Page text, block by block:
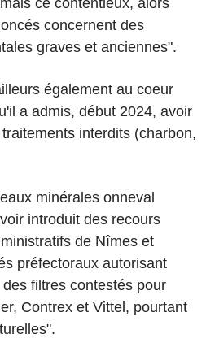
concernent des
graves et anciennes".
également au coeur
a admis, début 2024, avoir
interdits (charbon,
minérales onneval
introduit des recours
de Nîmes et
préfectoraux autorisant
filtres contestés pour
Contrex et Vittel, pourtant